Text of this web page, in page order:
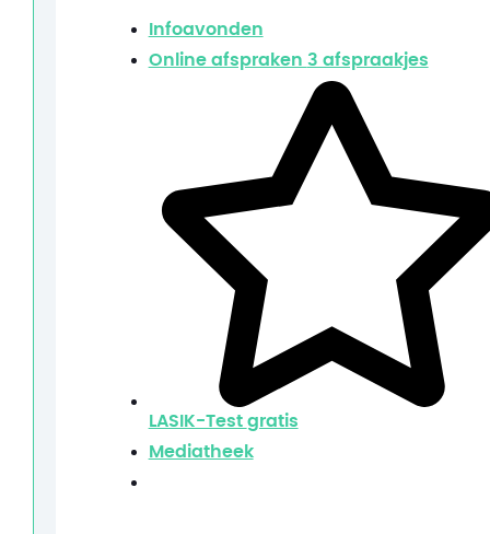
Infoavonden
Online afspraken 3 afspraakjes
LASIK-Test gratis
Mediatheek